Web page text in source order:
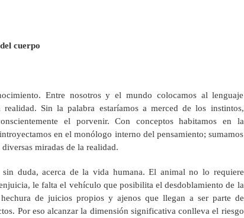
cuerpo
Entre nosotros y el mundo colocamos al lenguaje
Sin la palabra estaríamos a merced de los instintos,
el porvenir. Con conceptos habitamos en la
en el monólogo interno del pensamiento; sumamos
miradas de la realidad.
duda, acerca de la vida humana. El animal no lo requiere
le falta el vehículo que posibilita el desdoblamiento de la
de juicios propios y ajenos que llegan a ser parte de
Por eso alcanzar la dimensión significativa conlleva el riesgo